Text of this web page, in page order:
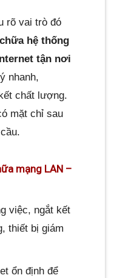
rõ vai trò đó
hệ thống
tận nơi
nhanh,
chất lượng.
mặt chỉ sau
mạng LAN –
việc, ngắt kết
thiết bị giám
ổn định để